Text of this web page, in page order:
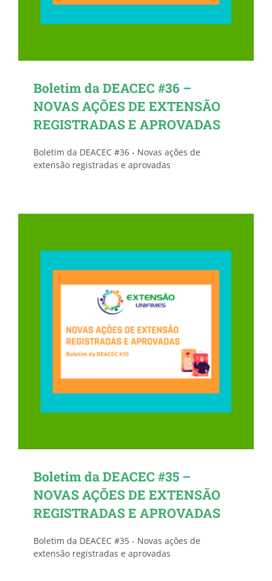
Boletim da DEACEC #36 –
NOVAS AÇÕES DE EXTENSÃO
REGISTRADAS E APROVADAS
Boletim da DEACEC #36 - Novas ações de
extensão registradas e aprovadas
Boletim da DEACEC #35 –
NOVAS AÇÕES DE EXTENSÃO
REGISTRADAS E APROVADAS
Boletim da DEACEC #35 - Novas ações de
extensão registradas e aprovadas